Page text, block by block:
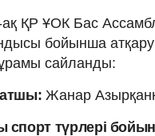
ҚР ҰОК Бас
бойынша атқару
сайланды:
Жанар
спорт түрлері